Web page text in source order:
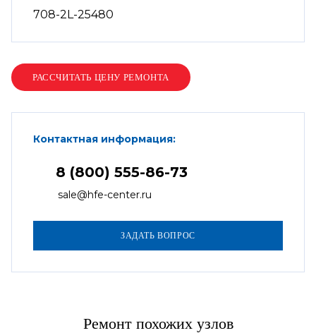
708-2L-25480
Контактная информация:
8 (800) 555-86-73
sale@hfe-center.ru
Ремонт похожих узлов